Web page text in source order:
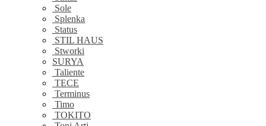
Sole
Splenka
Status
STIL HAUS
Stworki
SURYA
Taliente
TECE
Terminus
Timo
TOKITO